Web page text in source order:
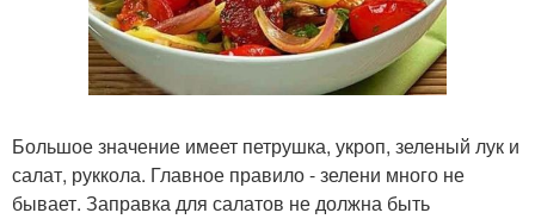
Большое значение имеет петрушка, укроп, зеленый лук и
салат, руккола. Главное правило - зелени много не
бывает. Заправка для салатов не должна быть